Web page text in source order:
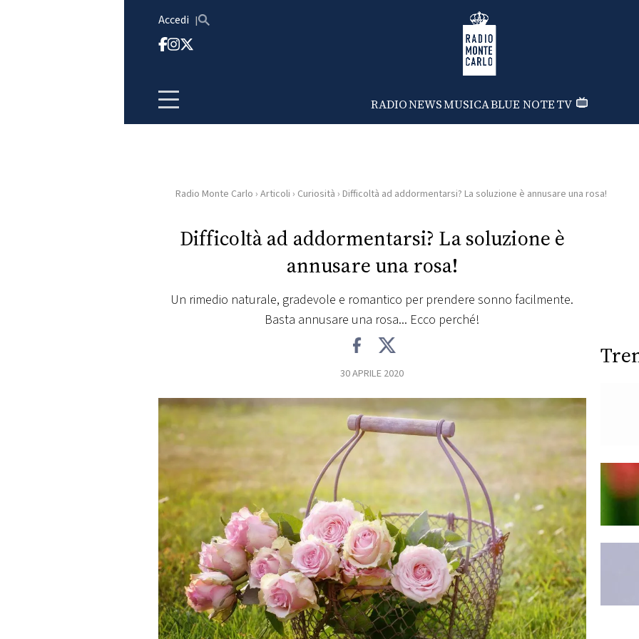
Accedi Radio Monte Carlo
RADIONEWSMUSICABLUE NOTETV
HOME
RADIO
RADIO
FOTO
CONCORSI
EVENTI
VIDEO
TV
PRINCIPATO
Radio Monte Carlo › Articoli › Curiosità › Difficoltà ad addormentarsi? La soluzione è annusare una rosa!
Difficoltà ad addormentarsi? La soluzione è
annusare una rosa!
Un rimedio naturale, gradevole e romantico per prendere sonno facilmente.
Basta annusare una rosa... Ecco perché!
30 APRILE 2020